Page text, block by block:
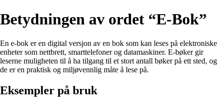
Betydningen av ordet “E-Bok”
En e-bok er en digital versjon av en bok som kan leses på elektroniske
enheter som nettbrett, smarttelefoner og datamaskiner. E-bøker gir
leserne muligheten til å ha tilgang til et stort antall bøker på ett sted, og
de er en praktisk og miljøvennlig måte å lese på.
Eksempler på bruk